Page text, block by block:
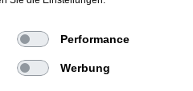
Performance
Werbung